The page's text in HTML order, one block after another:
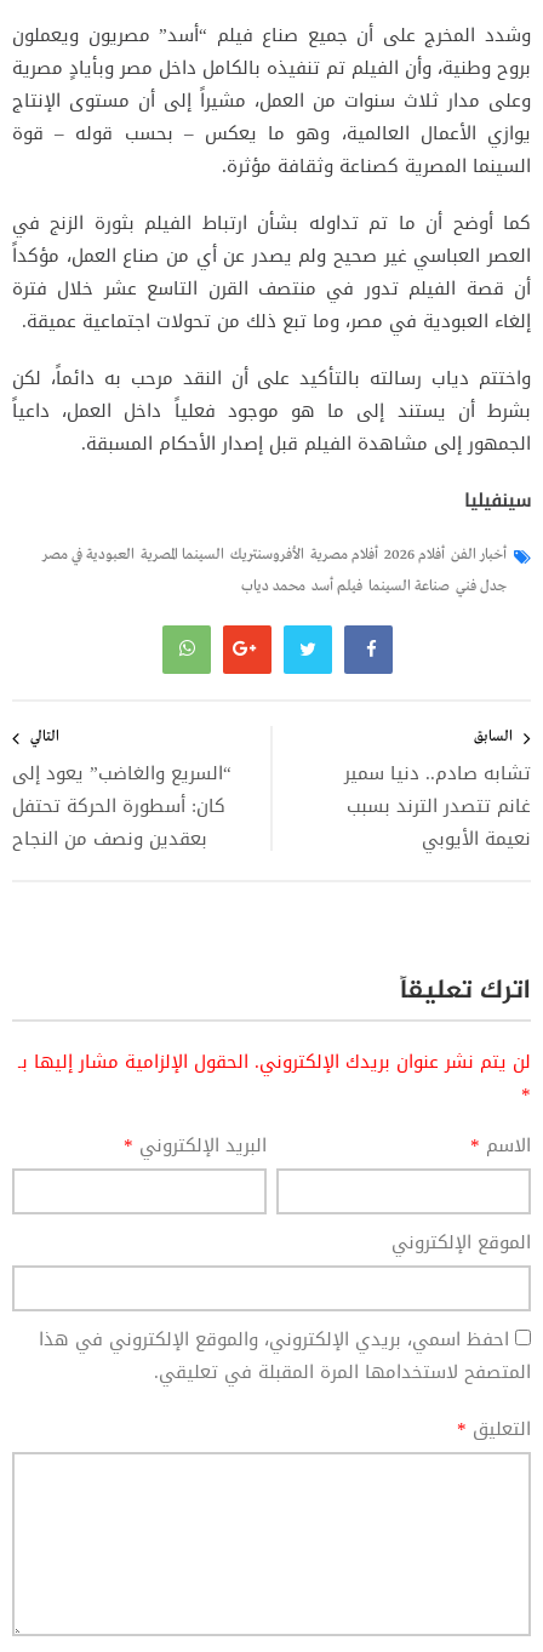
وشدد المخرج على أن جميع صناع فيلم “أسد” مصريون ويعملون
بروح وطنية، وأن الفيلم تم تنفيذه بالكامل داخل مصر وبأيادٍ مصرية
وعلى مدار ثلاث سنوات من العمل، مشيراً إلى أن مستوى الإنتاج
يوازي الأعمال العالمية، وهو ما يعكس – بحسب قوله – قوة
السينما المصرية كصناعة وثقافة مؤثرة.
كما أوضح أن ما تم تداوله بشأن ارتباط الفيلم بثورة الزنج في
العصر العباسي غير صحيح ولم يصدر عن أي من صناع العمل، مؤكداً
أن قصة الفيلم تدور في منتصف القرن التاسع عشر خلال فترة
إلغاء العبودية في مصر، وما تبع ذلك من تحولات اجتماعية عميقة.
واختتم دياب رسالته بالتأكيد على أن النقد مرحب به دائماً، لكن
بشرط أن يستند إلى ما هو موجود فعلياً داخل العمل، داعياً
الجمهور إلى مشاهدة الفيلم قبل إصدار الأحكام المسبقة.
سينفيليا
أخبار الفن أفلام 2026 أفلام مصرية الأفروسنتريك السينما المصرية العبودية في مصر
جدل فني صناعة السينما فيلم أسد محمد دياب
المقالات
السابق
تشابه صادم.. دنيا سمير
غانم تتصدر الترند بسبب
نعيمة الأيوبي
التالي
“السريع والغاضب” يعود إلى
كان: أسطورة الحركة تحتفل
بعقدين ونصف من النجاح
اترك تعليقاً
لن يتم نشر عنوان بريدك الإلكتروني. الحقول الإلزامية مشار إليها بـ
*
الاسم * البريد الإلكتروني *
الموقع الإلكتروني
احفظ اسمي، بريدي الإلكتروني، والموقع الإلكتروني في هذا
المتصفح لاستخدامها المرة المقبلة في تعليقي.
التعليق *